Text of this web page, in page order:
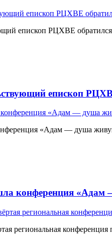
епископ РЦХВЕ
епископ
«Адам — душа
конференция
региональная конференция